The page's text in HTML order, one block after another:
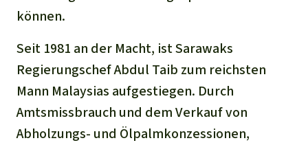
können.
Seit 1981 an der Macht, ist Sarawaks
Regierungschef Abdul Taib zum reichsten
Mann Malaysias aufgestiegen. Durch
Amtsmissbrauch und dem Verkauf von
Abholzungs- und Ölpalmkonzessionen,